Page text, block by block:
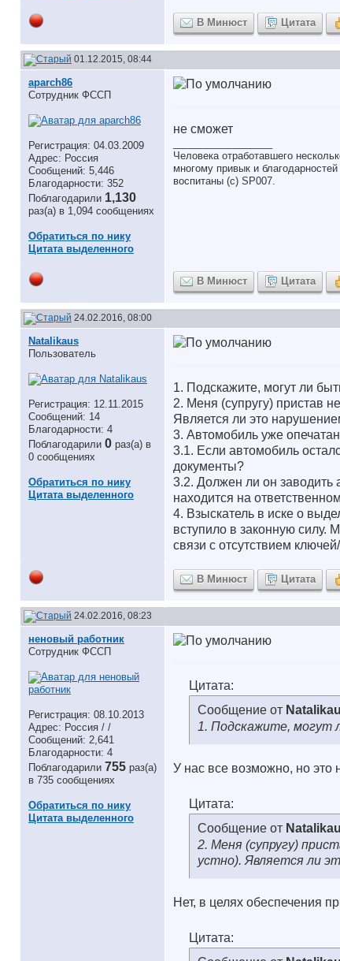
В Минюст Цитата
01.12.2015, 08:44
aparch86
Сотрудник ФССП
Регистрация: 04.03.2009
Адрес: Россия
Сообщений: 5,446
Благодарности: 352
Поблагодарили 1,130
раз(а) в 1,094 сообщениях
Обратиться по нику
Цитата выделенного
не сможет
Человека отработавшего
многому привык и
воспитаны (с) SP007.
В Минюст Цитата
24.02.2016, 08:00
Natalikaus
Пользователь
Регистрация: 12.11.2015
Сообщений: 14
Благодарности: 4
Поблагодарили 0 раз(а) в
0 сообщениях
Обратиться по нику
Цитата выделенного
1. Подскажите, могут ли
2. Меня (супругу) пристав
Является ли это
3. Автомобиль уже
3.1. Если автомобиль
документы?
3.2. Должен ли он заводить
находится на
4. Взыскатель в иске о
вступило в законную силу.
связи с отсутствием
В Минюст Цитата
24.02.2016, 08:23
неновый работник
Сотрудник ФССП
Регистрация: 08.10.2013
Адрес: Россия / /
Сообщений: 2,641
Благодарности: 4
Поблагодарили 755 раз(а)
в 735 сообщениях
Обратиться по нику
Цитата выделенного
Цитата:
Сообщение от
1. Подскажите, могут
У нас все возможно, но это
Цитата:
Сообщение от
2. Меня (супругу)
устно). Является ли
Нет, в целях обеспечения
Цитата: